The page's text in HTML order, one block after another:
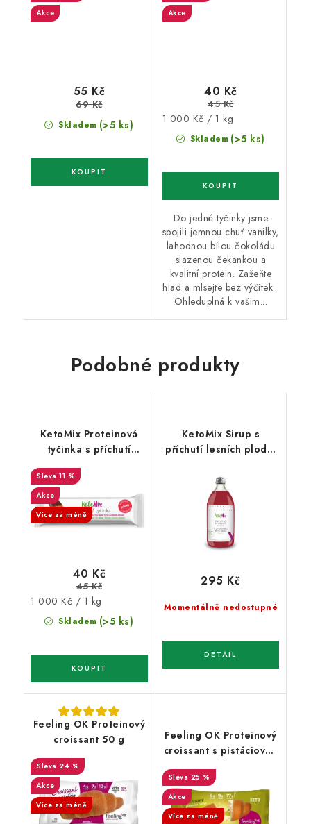
Akce
Skladem (>5 ks)
55 Kč
69 Kč
Akce
Skladem (>5 ks)
40 Kč
45 Kč
Měrná
cena:
1 000 Kč / 1 kg
Do jedné tyčinky jsme
spojili jemnou chuť vanilky,
lahodnou bílou čokoládu
slazenou čekankou a
kvalitní protein. Zažeňte
hlad a mlsejte bez výčitek.
Ohleduplná k vašim...
Podobné produkty
KetoMix Proteinová
tyčinka s příchutí
jahody 40 g
11 %
Akce
Více za méně
Skladem (>5 ks)
40 Kč
45 Kč
Měrná
cena:
1 000 Kč / 1 kg
KetoMix Sirup s
příchutí lesních plodů,
porcí)
Momentálně nedostupné
295 Kč
Feeling OK Proteinový
croissant 50 g
24 %
Akce
Více za méně
Feeling OK Proteinový
croissant s pistáciovou
25 %
Akce
Více za méně